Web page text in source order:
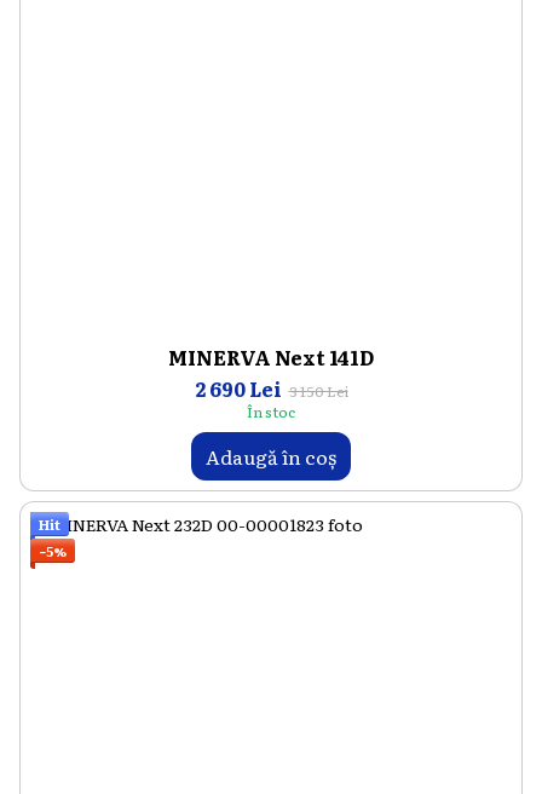
MINERVA Next 141D
2 690 Lei 3 150 Lei
În stoc
Adaugă în coș
Hit
−5%